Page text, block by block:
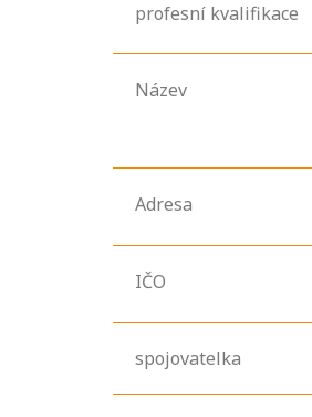
profesní kvalifikace
Název
Adresa
IČO
spojovatelka